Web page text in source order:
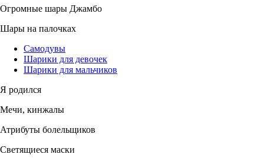
Огромные шары Джамбо
Шары на палочках
Самодувы
Шарики для девочек
Шарики для мальчиков
Я родился
Мечи, кинжалы
Атрибуты болельщиков
Светящиеся маски